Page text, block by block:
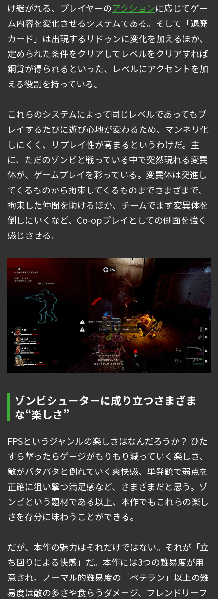
け継がれる、プレイヤーのアクションに応じてゲー
ム内容を変化させるシステムである。そして「退廃
カード」は出現するリドゥンに変化を加えるほか、
定められた条件をクリアしてレベルをクリアすれば
銅貨が得られるといった、レベルにアクセントを加
える役割を持っている。
これらのシステムによって同じレベルであってもプ
レイするたびに遊び心地が変わるため、マンネリ化
しにくく、リプレイ性が高まるというわけだ。主
に、ただのゾンビと戦っている中で突然現れる変異
体が、ゲームプレイを彩っている。変異体は突進し
てくるものから拘束してくるものまでさまざまで、
拘束した仲間を助けるほか、チームでまず変異体を
倒しにいくなど、Co-opプレイとしての側面を強く
感じさせる。
ゾンビシューターに成り立つさまざま
な“楽しさ”
FPSというジャンルの楽しさはなんだろうか？ ひた
すら撃ったらゲージがもりもり減っていく楽しさ、
敵がバタバタと倒れていく爽快感、単発銃で弱点を
正確に狙い撃つ満足感など、さまざまだと思う。ゾ
ンビという題材である以上、本作でもこれらの楽し
さを存分に味わうことができる。
だが、本作の魅力はそれだけではない。それが「立
ち回りによる快感」だ。本作には3つの難易度が用
意され、ノーマル的難易度の「ベテラン」以上の難
易度は敵の多さや食らうダメージ、フレンドリーフ